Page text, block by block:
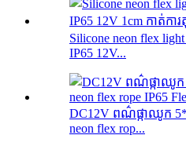
Silicone neon flex
IP65 12V...
DC12V ពណ៌ផ្កាឈូក
neon flex rop...